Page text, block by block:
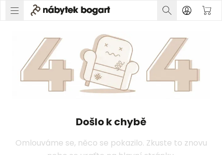
Došlo k chybě
Omlouváme se, něco se pokazilo. Zkuste to znovu